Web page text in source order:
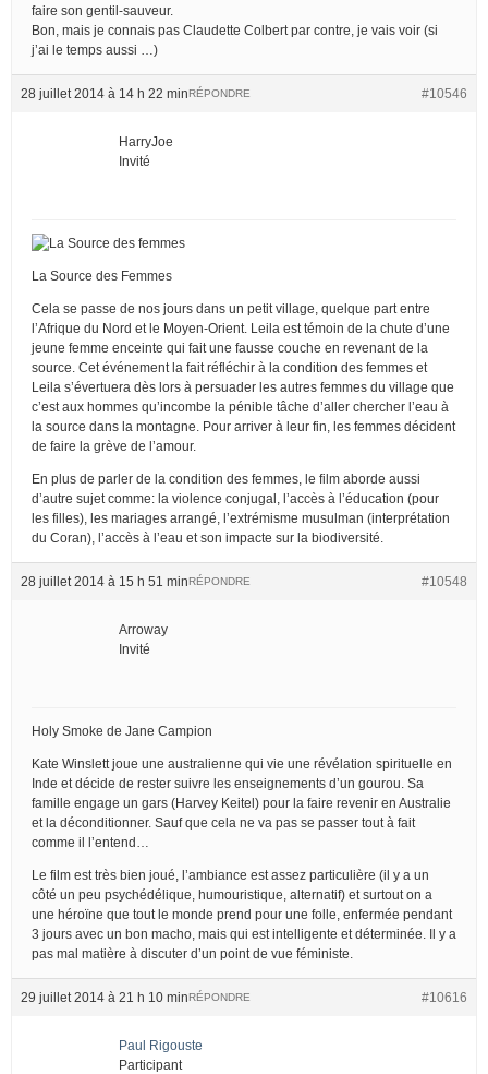
faire son gentil-sauveur.
Bon, mais je connais pas Claudette Colbert par contre, je vais voir (si
j’ai le temps aussi …)
28 juillet 2014 à 14 h 22 min #10546
RÉPONDRE
HarryJoe
Invité
La Source des Femmes
Cela se passe de nos jours dans un petit village, quelque part entre
l’Afrique du Nord et le Moyen-Orient. Leila est témoin de la chute d’une
jeune femme enceinte qui fait une fausse couche en revenant de la
source. Cet événement la fait réfléchir à la condition des femmes et
Leila s’évertuera dès lors à persuader les autres femmes du village que
c’est aux hommes qu’incombe la pénible tâche d’aller chercher l’eau à
la source dans la montagne. Pour arriver à leur fin, les femmes décident
de faire la grève de l’amour.
En plus de parler de la condition des femmes, le film aborde aussi
d’autre sujet comme: la violence conjugal, l’accès à l’éducation (pour
les filles), les mariages arrangé, l’extrémisme musulman (interprétation
du Coran), l’accès à l’eau et son impacte sur la biodiversité.
28 juillet 2014 à 15 h 51 min #10548
RÉPONDRE
Arroway
Invité
Holy Smoke de Jane Campion
Kate Winslett joue une australienne qui vie une révélation spirituelle en
Inde et décide de rester suivre les enseignements d’un gourou. Sa
famille engage un gars (Harvey Keitel) pour la faire revenir en Australie
et la déconditionner. Sauf que cela ne va pas se passer tout à fait
comme il l’entend…
Le film est très bien joué, l’ambiance est assez particulière (il y a un
côté un peu psychédélique, humouristique, alternatif) et surtout on a
une héroïne que tout le monde prend pour une folle, enfermée pendant
3 jours avec un bon macho, mais qui est intelligente et déterminée. Il y a
pas mal matière à discuter d’un point de vue féministe.
29 juillet 2014 à 21 h 10 min #10616
RÉPONDRE
Paul Rigouste
Participant